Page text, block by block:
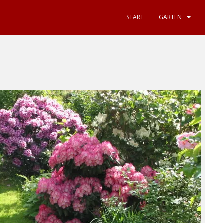
START GARTEN